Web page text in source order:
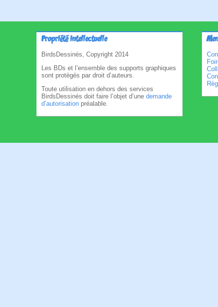
Propriété intellectuelle
BirdsDessinés, Copyright 2014
Les BDs et l’ensemble des supports graphiques
sont protégés par droit d’auteurs.
Toute utilisation en dehors des services
BirdsDessinés doit faire l’objet d’une demande
d’autorisation préalable.